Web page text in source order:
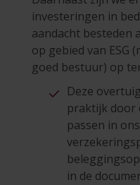
investeringen in
aandacht besteden
op gebied van ESG
goed bestuur) op
Deze
praktijk door
passen in
in de